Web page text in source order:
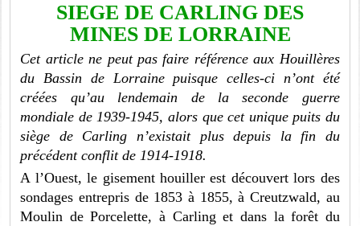
SIEGE DE CARLING DES
MINES DE LORRAINE
Cet article ne peut pas faire référence aux Houillères
du Bassin de Lorraine puisque celles-ci n’ont été
créées qu’au lendemain de la seconde guerre
mondiale de 1939-1945, alors que cet unique puits du
siège de Carling n’existait plus depuis la fin du
précédent conflit de 1914-1918.
A l’Ouest, le gisement houiller est découvert lors des
sondages entrepris de 1853 à 1855, à Creutzwald, au
Moulin de Porcelette, à Carling et dans la forêt du